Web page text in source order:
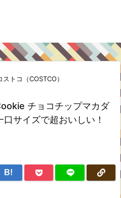
ストコ（COSTCO）
チョコチップマカダ
サイズで超おいしい！
B!